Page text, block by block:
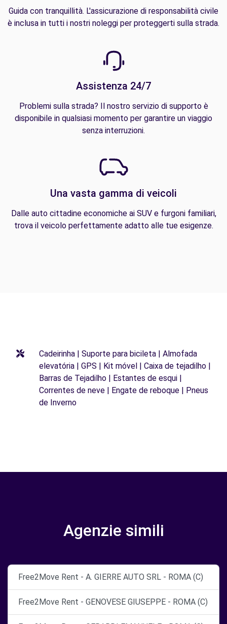
Guida con tranquillità. L'assicurazione di responsabilità civile
è inclusa in tutti i nostri noleggi per proteggerti sulla strada.
Assistenza 24/7
Problemi sulla strada? Il nostro servizio di supporto è
disponibile in qualsiasi momento per garantire un viaggio
senza interruzioni.
Una vasta gamma di veicoli
Dalle auto cittadine economiche ai SUV e furgoni familiari,
trova il veicolo perfettamente adatto alle tue esigenze.
Cadeirinha | Suporte para bicileta | Almofada
elevatória | GPS | Kit móvel | Caixa de tejadilho |
Barras de Tejadilho | Estantes de esqui |
Correntes de neve | Engate de reboque | Pneus
de Inverno
Agenzie simili
Free2Move Rent - A. GIERRE AUTO SRL - ROMA (C)
Free2Move Rent - GENOVESE GIUSEPPE - ROMA (C)